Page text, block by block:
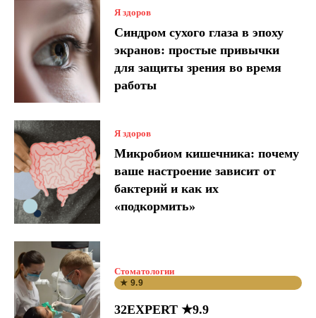
Я здоров
Синдром сухого глаза в эпоху
экранов: простые привычки
для защиты зрения во время
работы
Я здоров
Микробиом кишечника: почему
ваше настроение зависит от
бактерий и как их
«подкормить»
Стоматологии
★ 9.9
32EXPERT ★9.9